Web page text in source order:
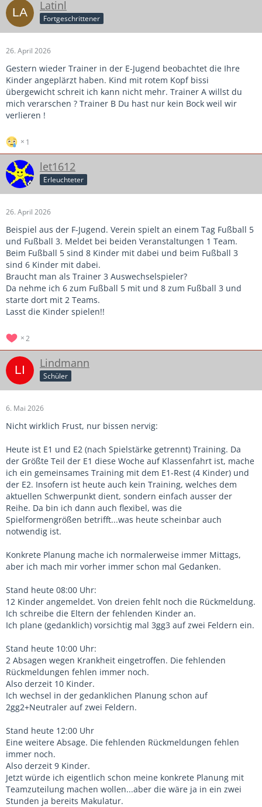
Latinl
Fortgeschrittener
26. April 2026
Gestern wieder Trainer in der E-Jugend beobachtet die Ihre
Kinder angeplärzt haben. Kind mit rotem Kopf bissi
übergewicht schreit ich kann nicht mehr. Trainer A willst du
mich verarschen ? Trainer B Du hast nur kein Bock weil wir
verlieren !
1
let1612
Erleuchteter
26. April 2026
Beispiel aus der F-Jugend. Verein spielt an einem Tag Fußball 5
und Fußball 3. Meldet bei beiden Veranstaltungen 1 Team.
Beim Fußball 5 sind 8 Kinder mit dabei und beim Fußball 3
sind 6 Kinder mit dabei.
Braucht man als Trainer 3 Auswechselspieler?
Da nehme ich 6 zum Fußball 5 mit und 8 zum Fußball 3 und
starte dort mit 2 Teams.
Lasst die Kinder spielen!!
2
Lindmann
Schüler
6. Mai 2026
Nicht wirklich Frust, nur bissen nervig:
Heute ist E1 und E2 (nach Spielstärke getrennt) Training. Da
der Größte Teil der E1 diese Woche auf Klassenfahrt ist, mache
ich ein gemeinsames Training mit dem E1-Rest (4 Kinder) und
der E2. Insofern ist heute auch kein Training, welches dem
aktuellen Schwerpunkt dient, sondern einfach ausser der
Reihe. Da bin ich dann auch flexibel, was die
Spielformengrößen betrifft...was heute scheinbar auch
notwendig ist.
Konkrete Planung mache ich normalerweise immer Mittags,
aber ich mach mir vorher immer schon mal Gedanken.
Stand heute 08:00 Uhr:
12 Kinder angemeldet. Von dreien fehlt noch die Rückmeldung.
Ich schreibe die Eltern der fehlenden Kinder an.
Ich plane (gedanklich) vorsichtig mal 3gg3 auf zwei Feldern ein.
Stand heute 10:00 Uhr:
2 Absagen wegen Krankheit eingetroffen. Die fehlenden
Rückmeldungen fehlen immer noch.
Also derzeit 10 Kinder.
Ich wechsel in der gedanklichen Planung schon auf
2gg2+Neutraler auf zwei Feldern.
Stand heute 12:00 Uhr
Eine weitere Absage. Die fehlenden Rückmeldungen fehlen
immer noch.
Also derzeit 9 Kinder.
Jetzt würde ich eigentlich schon meine konkrete Planung mit
Teamzuteilung machen wollen...aber die wäre ja in ein zwei
Stunden ja bereits Makulatur.